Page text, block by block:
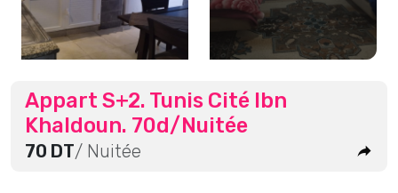
Appart S+2. Tunis Cité Ibn
Khaldoun. 70d/Nuitée
70 DT/ Nuitée